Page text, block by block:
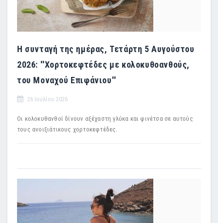
Η συνταγή της ημέρας, Τετάρτη 5 Αυγούστου
2026: ''Χορτοκεφτέδες με κολοκυθοανθούς,
του Μοναχού Επιφάνιου''
26 Ιουλίου 2026
Οι κολοκυθανθοί δίνουν αξέχαστη γλύκα και φινέτσα σε αυτούς
τους ανοιξιάτικους χορτοκεφτέδες.